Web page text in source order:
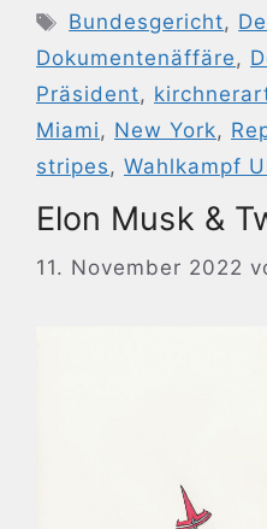
Schlagwörter
Bundesgericht,
Dokumentenäffäre,
Präsident,
Miami, New York,
stripes, Wahlkampf
Elon Musk &
11. November 2022